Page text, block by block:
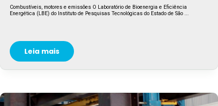
Combustíveis, motores e emissões O Laboratório de Bioenergia e Eficiência
Energética (LBE) do Instituto de Pesquisas Tecnológicas do Estado de São ...
Leia mais